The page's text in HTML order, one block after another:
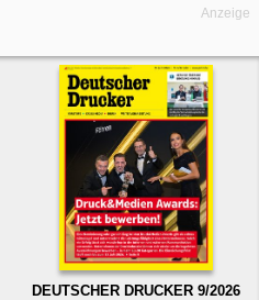
Anzeige
DEUTSCHER DRUCKER 9/2026